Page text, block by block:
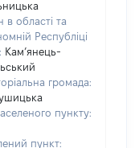
в області та
Республіці
Кам’янець-
громада:
пункту:
пункт: